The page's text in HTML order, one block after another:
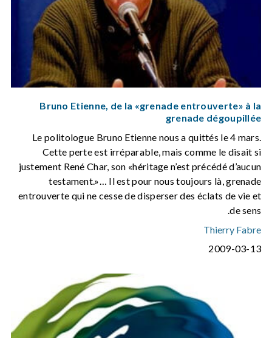
Bruno Etienne, de la «grenade entrouverte» à la
grenade dégoupillée
Le politologue Bruno Etienne nous a quittés le 4 mars.
Cette perte est irréparable, mais comme le disait si
justement René Char, son «héritage n’est précédé d’aucun
testament.»… Il est pour nous toujours là, grenade
entrouverte qui ne cesse de disperser des éclats de vie et
de sens.
Thierry Fabre
2009-03-13